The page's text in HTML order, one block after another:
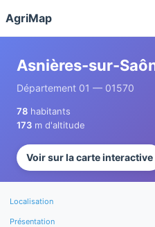
AgriMap
Asnières-sur-
Département 01 — 01570
78 habitants
173 m d'altitude
Voir sur la carte interactive
Localisation
Présentation